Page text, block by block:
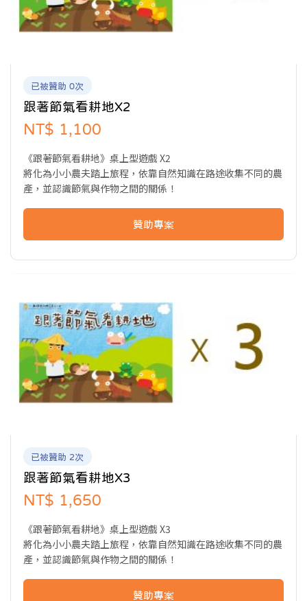
已被贊助 0次
跟著節氣看耕地X2
NT$ 1,100
《跟著節氣看耕地》桌上型遊戲 X2
將化為小小農夫踏上旅程，依靠自然知識在路途收集不同的農
產，並認識節氣與作物之間的關係！
贊助專案
已被贊助 2次
跟著節氣看耕地X3
NT$ 1,650
《跟著節氣看耕地》桌上型遊戲 X3
將化為小小農夫踏上旅程，依靠自然知識在路途收集不同的農
產，並認識節氣與作物之間的關係！
贊助專案